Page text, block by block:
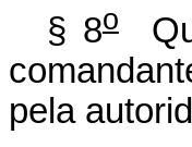
§ 8o
pela